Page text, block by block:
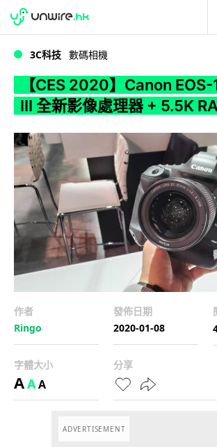
WWDC 2026
3C科技 數碼相機
【CES 2020】Canon
III 全新影像處理器 + 5.5K
作者
Ringo
發佈日期
2020-01-08
字體大小
AAA
分享
ADVERTISEMENT